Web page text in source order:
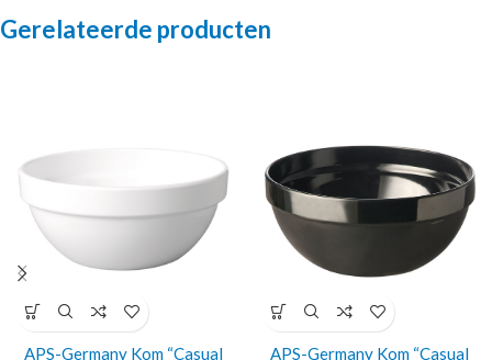
Gerelateerde producten
APS-Germany Kom “Casual APS-Germany Kom “Casual